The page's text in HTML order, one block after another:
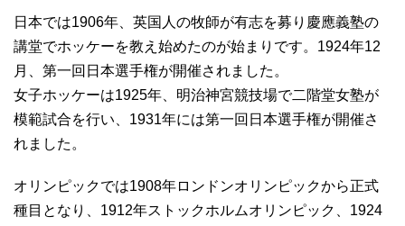
日本では1906年、英国人の牧師が有志を募り慶應義塾の
講堂でホッケーを教え始めたのが始まりです。1924年12
月、第一回日本選手権が開催されました。
女子ホッケーは1925年、明治神宮競技場で二階堂女塾が
模範試合を行い、1931年には第一回日本選手権が開催さ
れました。
オリンピックでは1908年ロンドンオリンピックから正式
種目となり、1912年ストックホルムオリンピック、1924